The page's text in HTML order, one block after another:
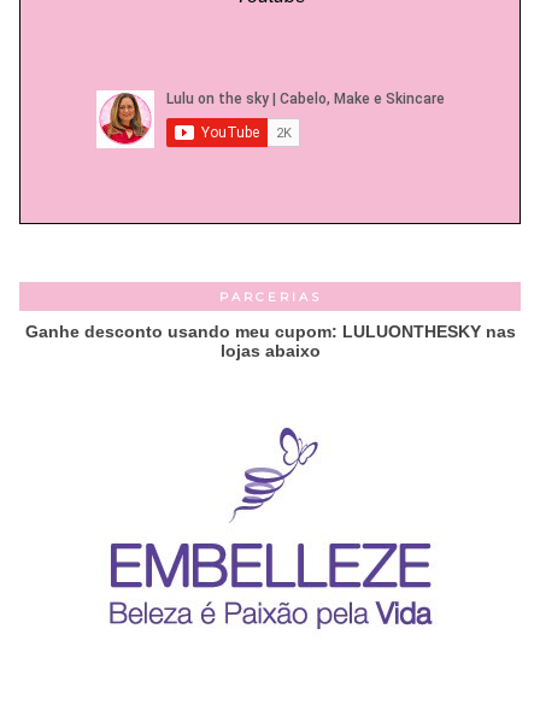
PARCERIAS
Ganhe desconto usando meu cupom: LULUONTHESKY nas
lojas abaixo